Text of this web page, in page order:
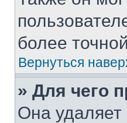
более
Вернуться
» Для чего
Она